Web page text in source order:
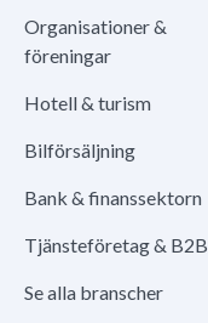
Organisationer &
föreningar
Hotell & turism
Bilförsäljning
Bank & finanssektorn
Tjänsteföretag & B2B
Se alla branscher